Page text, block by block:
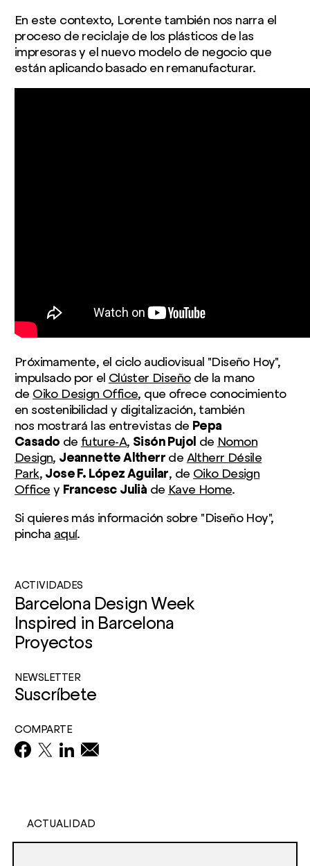
En este contexto, Lorente también nos narra el
proceso de reciclaje de los plásticos de las
impresoras y el nuevo modelo de negocio que
están aplicando basado en remanufacturar.
Próximamente, el ciclo audiovisual "Diseño Hoy",
impulsado por el Clúster Diseñode la mano
de Oiko Design Office, que ofrece conocimiento
en sostenibilidad y digitalización, también
nos mostrará las entrevistas de Pepa
Casado de future-A, Sisón Pujol de Nomon
Design, Jeannette Altherr de Altherr Désile
Park, Jose F. López Aguilar, de Oiko Design
Office y Francesc Julià de Kave Home.
Si quieres más información sobre "Diseño Hoy",
pincha aquí.
ACTIVIDADES
Barcelona Design Week
Inspired in Barcelona
Proyectos
NEWSLETTER
Suscríbete
COMPARTE
ACTUALIDAD